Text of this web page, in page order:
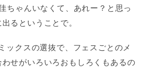
ちゃんいなくて、あれー？と思っ
るということで。
ックスの選抜で、フェスごとのメ
せがいろいろおもしろくもあるの